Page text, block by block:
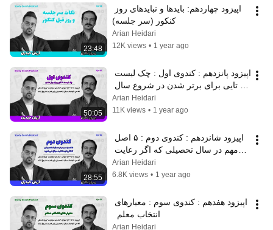
23:48
کنکور (سر جلسه)
Arian Heidari
12K views • 1 year ago
50:05
تحصیلی
Arian Heidari
11K views • 1 year ago
28:55
نکنید، موفق نمیشوید!
Arian Heidari
6.8K views • 1 year ago
انتخاب معلم
Arian Heidari